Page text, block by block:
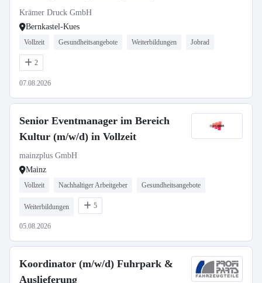
Krämer Druck GmbH
Bernkastel-Kues
Vollzeit Gesundheitsangebote Weiterbildungen Jobrad
2
07.08.2026
Senior Eventmanager im Bereich
Kultur (m/w/d) in Vollzeit
mainzplus GmbH
Mainz
Vollzeit Nachhaltiger Arbeitgeber Gesundheitsangebote
Weiterbildungen 5
05.08.2026
Koordinator (m/w/d) Fuhrpark &
Auslieferung